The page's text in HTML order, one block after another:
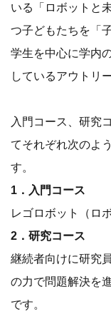
いる「ロボットと
つ子どもたちを「
学生を中心に学内
しているアウトリ
入門コース、研究
てそれぞれ次のよ
す。
1．入門コース
レゴロボット（ロ
2．研究コース
継続者向けに研究
の力で問題解決を
です。